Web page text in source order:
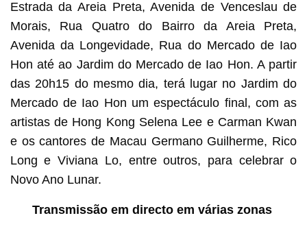
Estrada da Areia Preta, Avenida de Venceslau de
Morais, Rua Quatro do Bairro da Areia Preta,
Avenida da Longevidade, Rua do Mercado de Iao
Hon até ao Jardim do Mercado de Iao Hon. A partir
das 20h15 do mesmo dia, terá lugar no Jardim do
Mercado de Iao Hon um espectáculo final, com as
artistas de Hong Kong Selena Lee e Carman Kwan
e os cantores de Macau Germano Guilherme, Rico
Long e Viviana Lo, entre outros, para celebrar o
Novo Ano Lunar.
Transmissão em directo em várias zonas